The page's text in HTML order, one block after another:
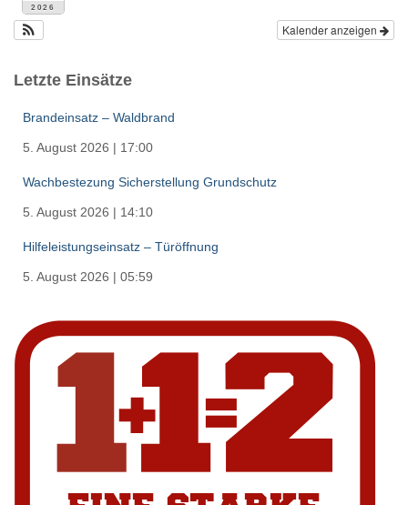
2026
Kalender anzeigen
Letzte Einsätze
Brandeinsatz – Waldbrand
5. August 2026 | 17:00
Wachbestezung Sicherstellung Grundschutz
5. August 2026 | 14:10
Hilfeleistungseinsatz – Türöffnung
5. August 2026 | 05:59